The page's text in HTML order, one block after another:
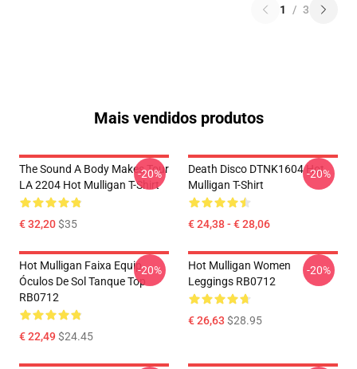
1 / 3
Mais vendidos produtos
The Sound A Body Makes Tour
LA 2204 Hot Mulligan T-Shirt
€ 32,20$35
-20%
Death Disco DTNK1604 Hot
Mulligan T-Shirt
€ 24,38 - € 28,06
-20%
Hot Mulligan Faixa Equip
Óculos De Sol Tanque Top
RB0712
€ 22,49$24.45
-20%
Hot Mulligan Women
Leggings RB0712
€ 26,63 $28.95
-20%